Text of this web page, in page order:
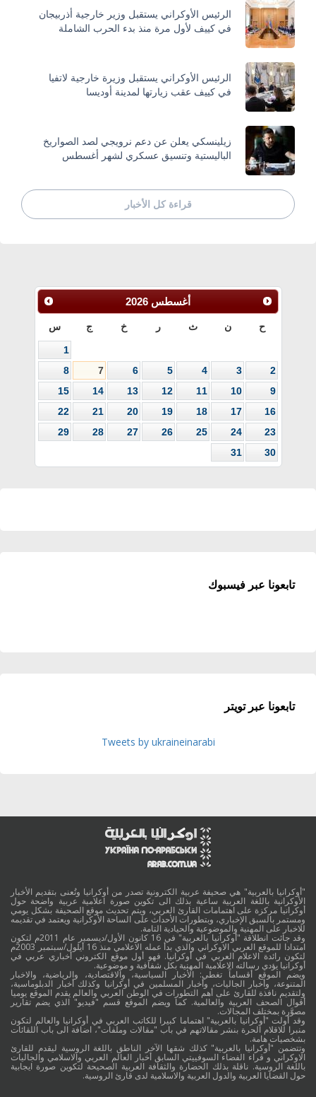
الرئيس الأوكراني يستقبل وزير خارجية أذربيجان
في كييف لأول مرة منذ بدء الحرب الشاملة
الرئيس الأوكراني يستقبل وزيرة خارجية لاتفيا
في كييف عقب زيارتها لمدينة أوديسا
زيلينسكي يعلن عن دعم نرويجي لصد الصواريخ
الباليستية وتنسيق عسكري لشهر أغسطس
قراءة كل الأخبار
أغسطس 2026
ح ن ث ر خ ج س
1
2
3
4
5
6
7
8
9
10
11
12
13
14
15
16
17
18
19
20
21
22
23
24
25
26
27
28
29
30
31
تابعونا عبر فيسبوك
تابعونا عبر تويتر
Tweets by ukraineinarabi
"أوكرانيا بالعربية" هي صحيفة عربية الكترونية تصدر من أوكرانيا وتُعنى بتقديم الأخبار
الأوكرانية باللغة العربية ساعية بذلك الى تكوين صورة اعلامية عربية واضحة حول
أوكرانيا مركزة على اهتمامات القارئ العربي، ويتم تحديث موقع الصحيفة بشكل يومي
ومستمر بالسبق الإخباري، وبتطورات الأحداث على الساحة الأوكرانية ويعتمد في تقديمه
للاخبار على المهنية والموضوعية والحيادية التامة.
وقد جائت انطلاقة "أوكرانيا بالعربية" في 16 كانون الأول/ديسمبر عام 2011م لتكون
امتدادا للموقع العربي الاوكراني والذي بدأ عمله الاعلامي منذ 16 أيلول/سبتمبر 2003م
لتكون رائدة الاعلام العربي في أوكرانيا. فهو أول موقع الكتروني أخباري عربي في
أوكرانيا يؤدي رسالته الاعلامية المهنية بكل شفافية و موضوعية.
ويضم الموقع أقساماً تغطي: الأخبار السياسية، والاقتصادية، والرياضية، والاخبار
المتنوعة، وأخبار الجاليات، وأخبار المسلمين في أوكرانيا وكذلك أخبار الدبلوماسية،
ولتقديم نافذة للقارئ على أهم التطورات في الوطن العربي والعالم يقدم الموقع يوميا
أقوال الصحف العربية والعالمية. كما ويضم الموقع قسم "فيديو" الذي يضم تقارير
مصوَّرة بمختلف المجالات.
وقد أولت "أوكرانيا بالعربية" اهتماما كبيرا للكاتب العربي في أوكرانيا والعالم لتكون
منبرا للاقلام الحرة بنشر مقالاتهم في باب "مقالات وملفات"، اضافة الى باب اللقائات
بشخصيات هامة.
وتتضمن "أوكرانيا بالعربية" كذلك شقها الآخر الناطق باللغة الروسية ليقدم للقارئ
الاوكراني و قراء الفضاء السوفييتي السابق أخبار العالم العربي والاسلامي والجاليات
باللغة الروسية. ناقلة بذلك الحضارة والثقافة العربية الصحيحة لتكوين صورة ايجابية
حول القضايا العربية والدول العربية والاسلامية لدى قارئ الروسية.